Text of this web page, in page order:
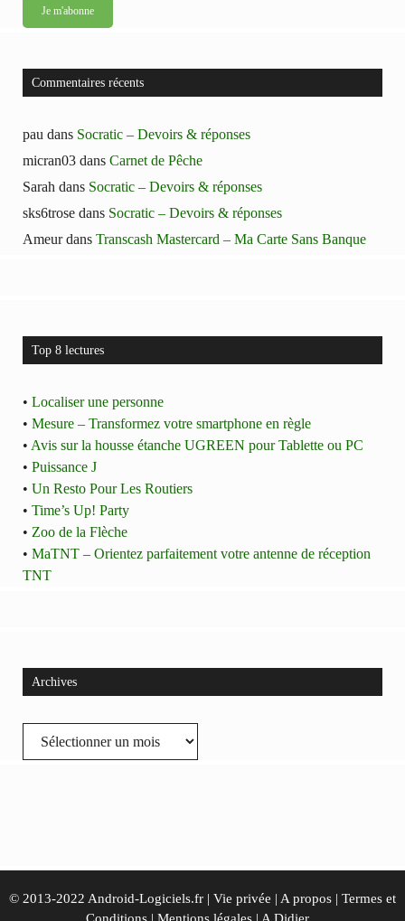
Commentaires récents
pau dans Socratic – Devoirs & réponses
micran03 dans Carnet de Pêche
Sarah dans Socratic – Devoirs & réponses
sks6trose dans Socratic – Devoirs & réponses
Ameurdans Transcash Mastercard – Ma Carte Sans Banque
Top 8 lectures
• Localiser une personne
• Mesure – Transformez votre smartphone en règle
• Avis sur la housse étanche UGREEN pour Tablette ou PC
• Puissance J
• Un Resto Pour Les Routiers
• Time’s Up! Party
• Zoo de la Flèche
• MaTNT – Orientez parfaitement votre antenne de réception
TNT
Archives
Archives
© 2013-2022 Android-Logiciels.fr | Vie privée | A propos | Termes et